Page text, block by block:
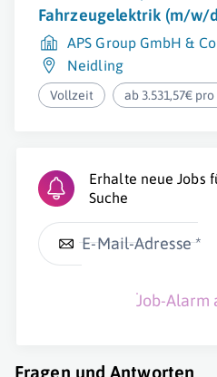
Fahrzeugelektrik (m/w/
APS Group GmbH & Co
Neidling
Vollzeit ab 3.531,57€
Erhalte neue Jobs
Suche
E-Mail-Adresse *
Job-Alarm
Fragen und Antworten